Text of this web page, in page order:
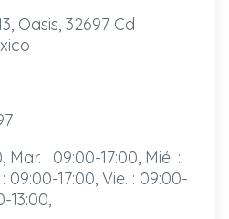
Oasis, 32697 Cd
Mar. : 09:00-17:00, Mié. :
09:00-17:00, Vie. : 09:00-
13:00,